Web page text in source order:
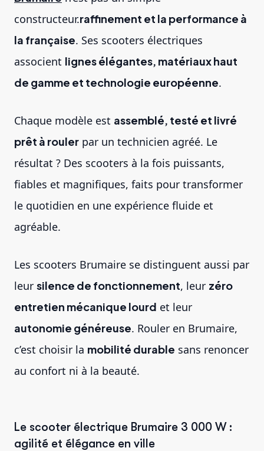
constructeur.raffinement et la performance à
la française. Ses scooters électriques
associent lignes élégantes, matériaux haut
de gamme et technologie européenne.
Chaque modèle est assemblé, testé et livré
prêt à rouler par un technicien agréé. Le
résultat ? Des scooters à la fois puissants,
fiables et magnifiques, faits pour transformer
le quotidien en une expérience fluide et
agréable.
Les scooters Brumaire se distinguent aussi par
leur silence de fonctionnement, leur zéro
entretien mécanique lourd et leur
autonomie généreuse. Rouler en Brumaire,
c’est choisir la mobilité durable sans renoncer
au confort ni à la beauté.
Le scooter électrique Brumaire 3 000 W :
agilité et élégance en ville